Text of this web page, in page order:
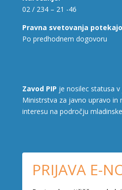
02 / 234 – 21 -46
Pravna svetovanja
Po predhodnem dogovoru
Zavod PIP je nosilec statusa
Ministrstva za javno upravo in
interesu na področju
PRIJAVA E-